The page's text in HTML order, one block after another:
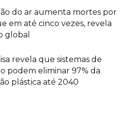
do ar aumenta mortes por
em até cinco vezes, revela
global
revela que sistemas de
podem eliminar 97% da
plástica até 2040